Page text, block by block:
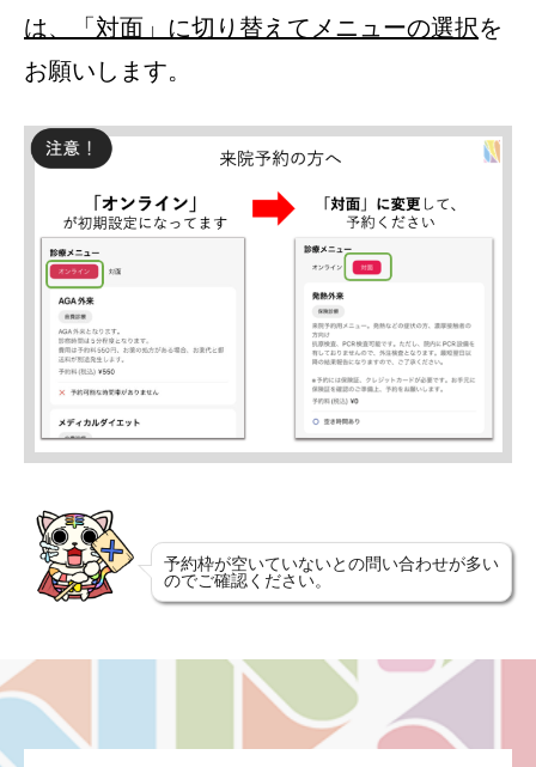
は、「対面」に切り替えてメニューの選択を
お願いします。
予約枠が空いていないとの問い合わせが多い
のでご確認ください。